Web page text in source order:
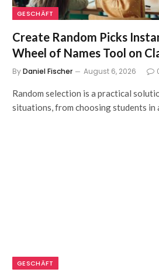
GESCHÄFT
Create Random Picks
Wheel of Names Tool on
ByDaniel Fischer August 6, 2026
Random selection is a practical
situations, from choosing students in
GESCHÄFT